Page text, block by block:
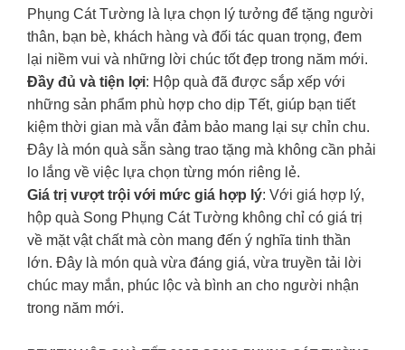
Phụng Cát Tường là lựa chọn lý tưởng để tặng người
thân, bạn bè, khách hàng và đối tác quan trọng, đem
lại niềm vui và những lời chúc tốt đẹp trong năm mới.
Đầy đủ và tiện lợi: Hộp quà đã được sắp xếp với
những sản phẩm phù hợp cho dịp Tết, giúp bạn tiết
kiệm thời gian mà vẫn đảm bảo mang lại sự chỉn chu.
Đây là món quà sẵn sàng trao tặng mà không cần phải
lo lắng về việc lựa chọn từng món riêng lẻ.
Giá trị vượt trội với mức giá hợp lý: Với giá hợp lý,
hộp quà Song Phụng Cát Tường không chỉ có giá trị
về mặt vật chất mà còn mang đến ý nghĩa tinh thần
lớn. Đây là món quà vừa đáng giá, vừa truyền tải lời
chúc may mắn, phúc lộc và bình an cho người nhận
trong năm mới.